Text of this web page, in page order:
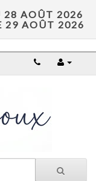
28 AOÛT 2026
29 AOÛT 2026